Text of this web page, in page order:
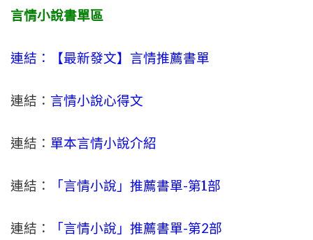
言情小說書單區
連結：【最新發文】 言情推薦書單
連結： 言情小說心得文
連結： 單本言情小說介紹
連結： 「言情小說」推薦書單-第1部
連結： 「言情小說」推薦書單-第2部